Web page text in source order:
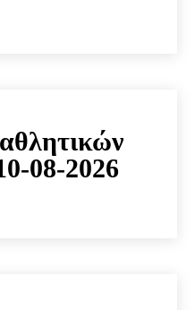
08-2026